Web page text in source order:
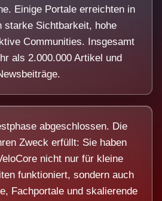
Einige Portale erreichten in
starke Sichtbarkeit, hohe
Communities. Insgesamt
als 2.000.000 Artikel und
abgeschlossen. Die
Zweck erfüllt: Sie haben
nicht nur für kleine
funktioniert, sondern auch
Fachportale und skalierende